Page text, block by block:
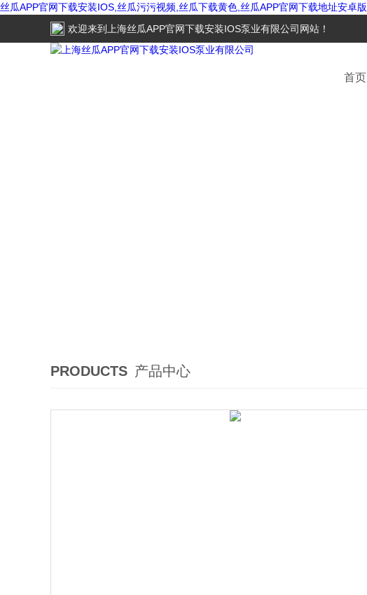
丝瓜APP官网下载安装IOS,丝瓜污污视频,丝瓜下载黄色,丝瓜APP官网下载地址安卓版
欢迎来到
上海丝瓜APP官网下载安装IOS泵业有限公司 网站！
首页
PRODUCTS 产品中心